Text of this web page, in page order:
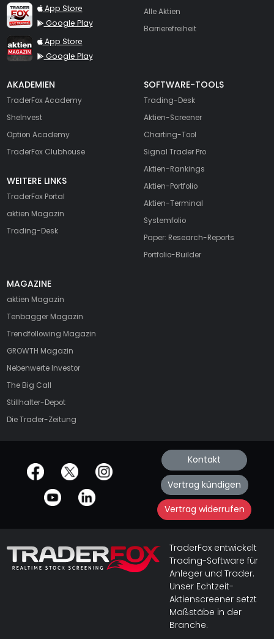
TraderFox Live Trading
App Store
Google Play
TraderFox aktien Magazin
App Store
Google Play
Alle Aktien
Barrierefreiheit
AKADEMIEN
TraderFox Academy
SheInvest
Option Academy
TraderFox Clubhouse
WEITERE LINKS
TraderFox Portal
aktien Magazin
Trading-Desk
SOFTWARE-TOOLS
Trading-Desk
Aktien-Screener
Charting-Tool
Signal Trader Pro
Aktien-Rankings
Aktien-Portfolio
Aktien-Terminal
Systemfolio
Paper: Research-Reports
Portfolio-Builder
MAGAZINE
aktien Magazin
Tenbagger Magazin
Trendfollowing Magazin
GROWTH Magazin
Nebenwerte Investor
The Big Call
Stillhalter-Depot
Die Trader-Zeitung
offizielle Social Media-Accounts Kontakt
Vertrag kündigen
Vertrag widerrufen
TraderFox entwickelt
Trading-Software für
Anleger und Trader.
Unser Echtzeit-
Aktienscreener setzt
Maßstäbe in der
Branche.